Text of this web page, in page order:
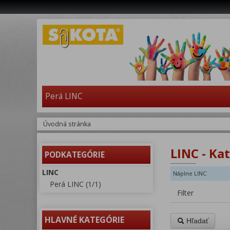
Perá LINC
Úvodná stránka
PODKATEGÓRIE
LINC
Perá LINC (1/1)
HLAVNÉ KATEGÓRIE
LINC -
Náplne LINC
Filter
Hľadať